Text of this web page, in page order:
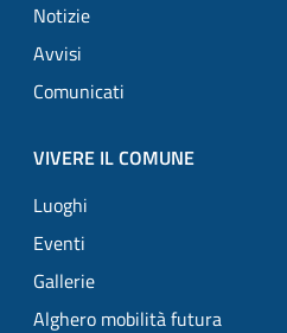
Notizie
Avvisi
Comunicati
VIVERE IL COMUNE
Luoghi
Eventi
Gallerie
Alghero mobilità futura